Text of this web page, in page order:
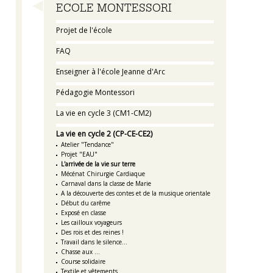
Navigation
ECOLE MONTESSORI
Projet de l'école
FAQ
Enseigner à l'école Jeanne d'Arc
Pédagogie Montessori
La vie en cycle 3 (CM1-CM2)
La vie en cycle 2 (CP-CE-CE2)
Atelier "Tendance"
Projet "EAU"
L'arrivée de la vie sur terre
Mécénat Chirurgie Cardiaque
Carnaval dans la classe de Marie
A la découverte des contes et de la musique orientale
Début du carême
Exposé en classe
Les cailloux voyageurs
Des rois et des reines !
Travail dans le silence...
Chasse aux ...
Course solidaire
Textile et vêtements